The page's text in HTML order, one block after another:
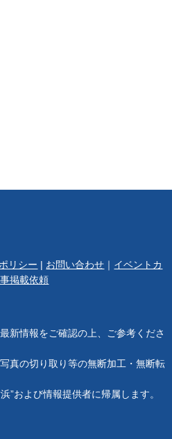
リシー お問い合わせ
イベントカ
掲載依頼
新情報をご確認の上、ご参考くださ
真の切り取り等の無断加工・無断転
”および情報提供者に帰属します。